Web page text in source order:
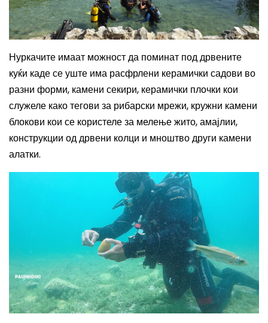
Нуркачите имаат можност да поминат под дрвените
куќи каде се уште има расфрлени керамички садови во
разни форми, камени секири, керамички плочки кои
служеле како тегови за рибарски мрежи, кружни камени
блокови кои се користеле за мелење жито, амајлии,
конструкции од дрвени колци и мноштво други камени
алатки.